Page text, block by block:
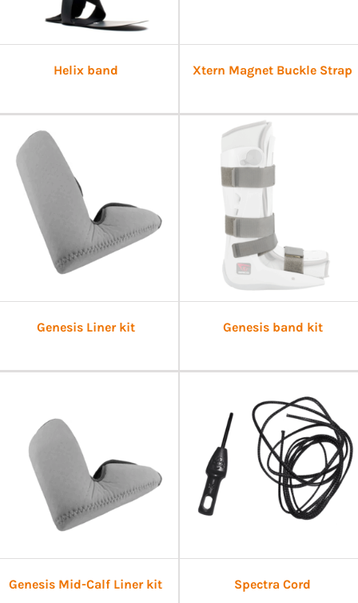
Helix band Xtern Magnet Buckle Strap
Genesis Liner kit Genesis band kit
Genesis Mid-Calf Liner kit Spectra Cord